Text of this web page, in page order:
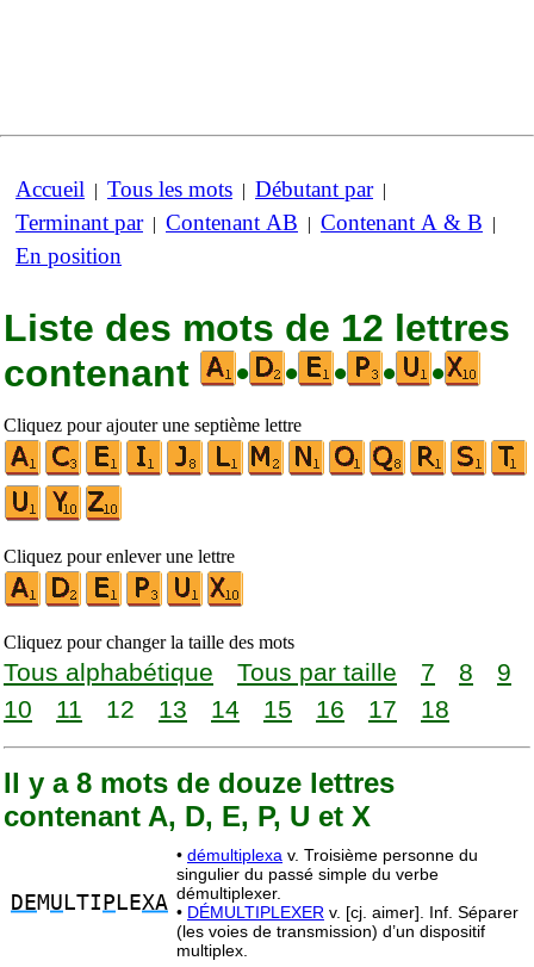
Accueil | Tous les mots | Débutant par|
Terminant par| Contenant AB | Contenant A & B |
En position
Liste des mots de 12 lettres
contenant
• • • • •
Cliquez pour ajouter une septième lettre
Cliquez pour enlever une lettre
Cliquez pour changer la taille des mots
Tous alphabétique Tous par taille 7 8
9
10
11 12 13 14 15 16 17 18
Il y a 8 mots de douze lettres
contenant A, D, E, P, U et X
DEMU LTI P LEXA
• démultiplexa v. Troisième personne du
singulier du passé simple du verbe
démultiplexer.
• DÉMULTIPLEXER v. [cj. aimer]. Inf. Séparer
(les voies de transmission) d’un dispositif
multiplex.